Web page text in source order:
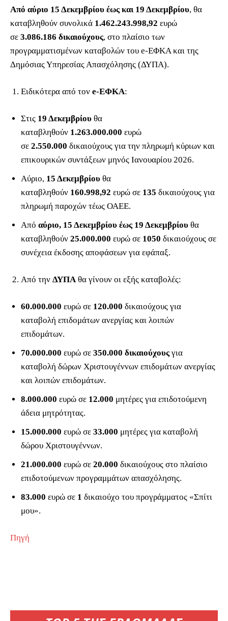
Από αύριο 15 Δεκεμβρίου έως και 19 Δεκεμβρίου, θα
καταβληθούν συνολικά 1.462.243.998,92 ευρώ
σε 3.086.186 δικαιούχους, στο πλαίσιο των
προγραμματισμένων καταβολών του e-ΕΦΚΑ και της
Δημόσιας Υπηρεσίας Απασχόλησης (ΔΥΠΑ).
Ειδικότερα από τον e-ΕΦΚΑ:
Στις 19 Δεκεμβρίου θα
καταβληθούν 1.263.000.000 ευρώ
σε 2.550.000 δικαιούχους για την πληρωμή κύριων και
επικουρικών συντάξεων μηνός Ιανουαρίου 2026.
Αύριο, 15 Δεκεμβρίου θα
καταβληθούν 160.998,92 ευρώ σε 135 δικαιούχους για
πληρωμή παροχών τέως ΟΑΕΕ.
Από αύριο, 15 Δεκεμβρίου έως 19 Δεκεμβρίου θα
καταβληθούν 25.000.000 ευρώ σε 1050 δικαιούχους σε
συνέχεια έκδοσης αποφάσεων για εφάπαξ.
Από την ΔΥΠΑθα γίνουν οι εξής καταβολές:
60.000.000 ευρώ σε 120.000 δικαιούχους για
καταβολή επιδομάτων ανεργίας και λοιπών
επιδομάτων.
70.000.000 ευρώ σε 350.000 δικαιούχουςγια
καταβολή δώρων Χριστουγέννων επιδομάτων ανεργίας
και λοιπών επιδομάτων.
8.000.000 ευρώ σε 12.000 μητέρες για επιδοτούμενη
άδεια μητρότητας.
15.000.000 ευρώ σε 33.000 μητέρες για καταβολή
δώρου Χριστουγέννων.
21.000.000 ευρώ σε 20.000 δικαιούχους στο πλαίσιο
επιδοτούμενων προγραμμάτων απασχόλησης.
83.000 ευρώ σε 1 δικαιούχο του προγράμματος «Σπίτι
μου».
Πηγή